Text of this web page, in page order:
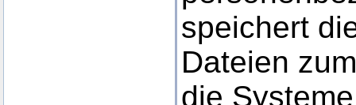
speichert
Dateien
die